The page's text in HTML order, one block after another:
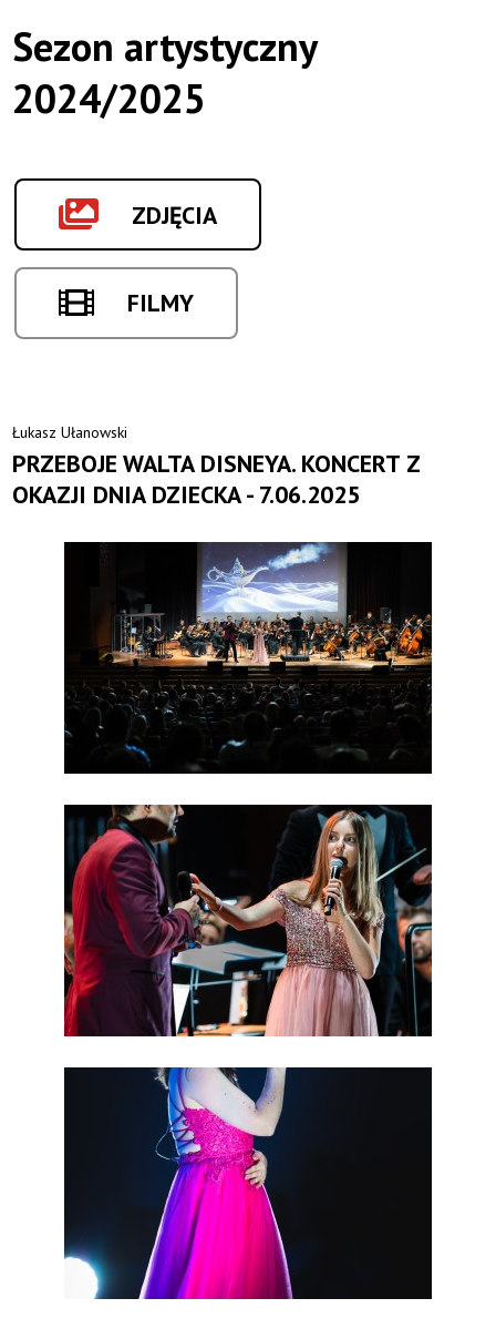
Sezon artystyczny
2024/2025
ZDJĘCIA
FILMY
Łukasz Ułanowski
PRZEBOJE WALTA DISNEYA. KONCERT Z
OKAZJI DNIA DZIECKA - 7.06.2025